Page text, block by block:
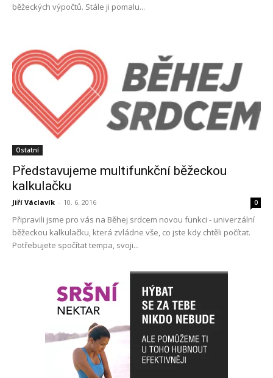
běžeckých výpočtů. Stále ji pomalu...
Ostatní
Představujeme multifunkční běžeckou
kalkulačku
Jiří Václavík - 10. 6. 2016 0
Připravili jsme pro vás na Běhej srdcem novou funkci - univerzální
běžeckou kalkulačku, která zvládne vše, co jste kdy chtěli počítat.
Potřebujete spočítat tempa, svoji...